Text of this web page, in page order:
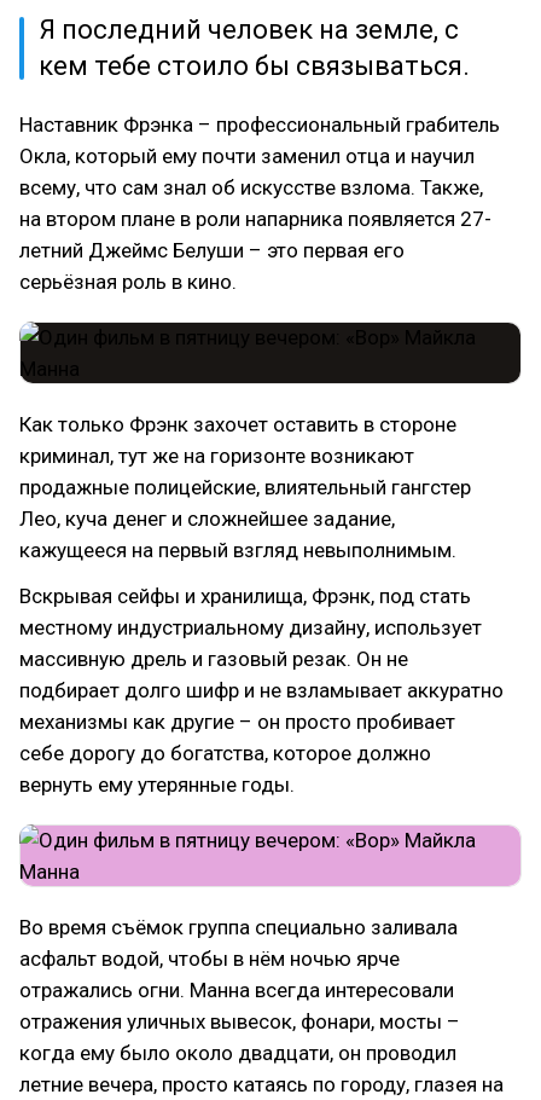
Я последний человек на земле, с
кем тебе стоило бы связываться.
Наставник Фрэнка – профессиональный грабитель
Окла, который ему почти заменил отца и научил
всему, что сам знал об искусстве взлома. Также,
на втором плане в роли напарника появляется 27-
летний Джеймс Белуши – это первая его
серьёзная роль в кино.
Как только Фрэнк захочет оставить в стороне
криминал, тут же на горизонте возникают
продажные полицейские, влиятельный гангстер
Лео, куча денег и сложнейшее задание,
кажущееся на первый взгляд невыполнимым.
Вскрывая сейфы и хранилища, Фрэнк, под стать
местному индустриальному дизайну, использует
массивную дрель и газовый резак. Он не
подбирает долго шифр и не взламывает аккуратно
механизмы как другие – он просто пробивает
себе дорогу до богатства, которое должно
вернуть ему утерянные годы.
Во время съёмок группа специально заливала
асфальт водой, чтобы в нём ночью ярче
отражались огни. Манна всегда интересовали
отражения уличных вывесок, фонари, мосты –
когда ему было около двадцати, он проводил
летние вечера, просто катаясь по городу, глазея на